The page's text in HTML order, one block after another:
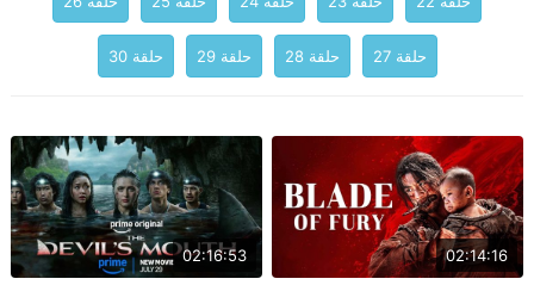
حلقة 27 حلقة 28 حلقة 29 حلقة 30
02:14:16
02:16:53